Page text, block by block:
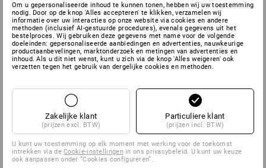
Om u gepersonaliseerde inhoud te kunnen tonen, hebben wij uw toestemming
nodig. Door op de knop 'Alles accepteren' te klikken, verzamelen wij
informatie over uw interacties op onze website via cookies en andere
methoden (inclusief AI-gestuurde procedures), evenals gegevens uit het
bestelproces. Wij gebruiken deze gegevens met name voor de volgende
doeleinden: gepersonaliseerde aanbiedingen en advertenties, nauwkeurige
productaanbevelingen, marktonderzoek en metingen van advertenties en
inhoud. Als u dit niet wenst, kunt u zich via de knop 'Alles weigeren' ook
verzetten tegen het gebruik van dergelijke cookies en methoden.
Zakelijke klant
(prijzen excl. BTW)
Particuliere klant
(prijzen incl. BTW)
U kunt uw toestemming op elk moment met werking voor de toekomst
intrekken via deCookie-instellingenin ons privacybeleid. U kunt uw keuze
ook aanpassen onder “Cookies configureren”.